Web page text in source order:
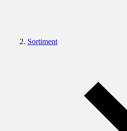
Sortiment